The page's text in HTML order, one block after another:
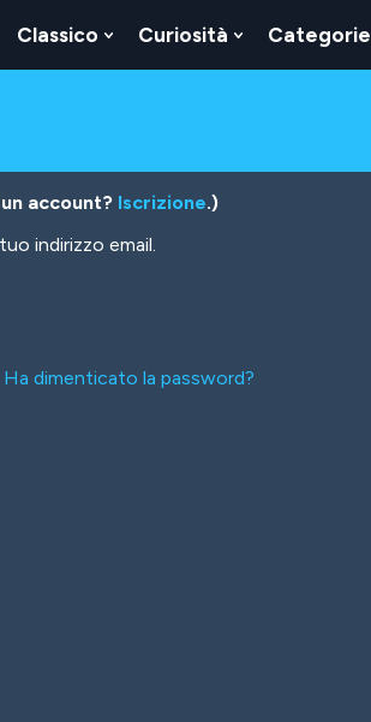
Show
Classico
Show
Submenu
Curiosità
Show
Submenu
Categorie
account? Iscrizione.)
indirizzo email.
Ha dimenticato la password?